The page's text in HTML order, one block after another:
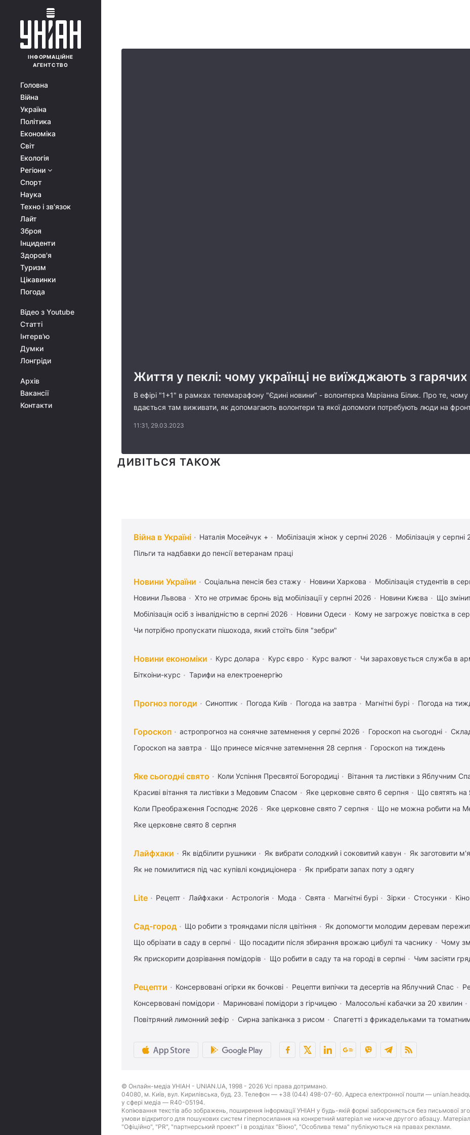
ІНФОРМАЦІЙНЕ
АГЕНТСТВО
Головна
Війна
Україна
Політика
Економіка
Світ
Екологія
Регіони
Спорт
Наука
Техно і зв'язок
Лайт
Зброя
Інциденти
Здоров'я
Туризм
Цікавинки
Погода
Відео з Youtube
Статті
Інтерв'ю
Думки
Лонгріди
Архів
Вакансії
Контакти
Життя у пеклі: чому українці не виїжджають з
В ефірі "1+1" в рамках телемарафону "Єдині новини" - волонтерка Маріанна Білик. Про те, чому
вдається там виживати, як допомагають волонтери та якої допомоги потребують люди на
11:31, 29.03.2023
ДИВІТЬСЯ ТАКОЖ
Війна в Україні Наталія Мосейчук + Мобілізація жінок у серпні 2026
Мобілізація у серпні
Пільги та надбавки до пенсії ветеранам праці
Новини України Соціальна пенсія без стажу Новини Харкова Мобілізація студентів в
Новини Львова
Хто не отримає бронь від мобілізації у серпні 2026 Новини Києва
Що
Мобілізація осіб з інвалідністю в серпні 2026
Новини Одеси Кому не загрожує повістка в
Чи потрібно пропускати пішохода, який стоїть біля "зебри"
Новини економіки Курс долара Курс євро Курс валют Чи зараховується служба в
Біткоіни-курс
Тарифи на електроенергію
Прогноз погоди Синоптик Погода Київ Погода на завтра Магнітні бурі Погода на
Гороскоп астропрогноз на сонячне затемнення у серпні 2026 Гороскоп на сьогодні
Гороскоп на завтра
Що принесе місячне затемнення 28 серпня Гороскоп на тиждень
Яке сьогодні свято Коли Успіння Пресвятої Богородиці
Вітання та листівки з Яблучним
Красиві вітання та листівки з Медовим Спасом
Яке церковне свято 6 серпня
Що святять на
Коли Преображення Господнє 2026
Яке церковне свято 7 серпня
Що не можна робити на
Яке церковне свято 8 серпня
Лайфхаки Як відбілити рушники Як вибрати солодкий і соковитий кавун
Як заготовити
Як не помилитися під час купівлі кондиціонера
Як прибрати запах поту з одягу
Lite Рецепт Лайфхаки Астрологія Мода Свята Магнітні бурі Зірки Стосунки Кіно
Сад-город Що робити з трояндами після цвітіння Як допомогти молодим деревам
Що обрізати в саду в серпні
Що посадити після збирання врожаю цибулі та часнику
Чому
Як прискорити дозрівання помідорів
Що робити в саду та на городі в серпні Чим засіяти
Рецепти Консервовані огірки як бочкові Рецепти випічки та десертів на Яблучний Спас
Консервовані помідори
Мариновані помідори з гірчицею Малосольні кабачки за 20 хвилин
Повітряний лимонний зефір
Сирна запіканка з рисом Спагетті з фрикадельками та
© Онлайн-медіа УНІАН - UNIAN.UA, 1998 - 2026 Усі права дотримано.
04080, м. Київ, вул. Кирилівська, буд. 23. Телефон — +38 (044) 498-07-60. Адреса електронної пошти —
у сфері медіа — R40-05194.
Копіювання текстів або зображень, поширення інформації УНІАН у будь-якій формі забороняється без письмової
умови відкритого для пошукових систем гіперпосилання на конкретний матеріал не нижче другого абзацу.
"Офіційно", "PR", "партнерський проект" і в розділах "Вікно", "Особлива тема" публікуються на правах реклами.